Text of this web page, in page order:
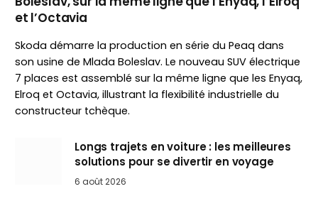
et l’Octavia
Skoda démarre la production en série du Peaq dans
son usine de Mlada Boleslav. Le nouveau SUV électrique
7 places est assemblé sur la même ligne que les Enyaq,
Elroq et Octavia, illustrant la flexibilité industrielle du
constructeur tchèque.
Longs trajets en voiture : les meilleures
solutions pour se divertir en voyage
6 août 2026